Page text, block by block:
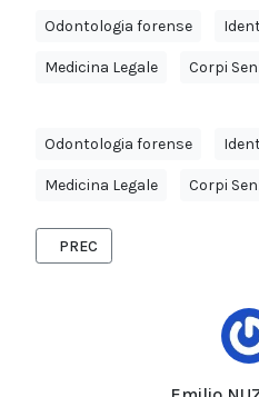
Odontologia forense
Medicina Legale Corpi
Odontologia forense
Medicina Legale Corpi
ARTICOLO PRECEDENTE:
PREC